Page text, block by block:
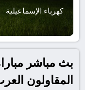
كهرباء الإسماعيلية
بث مباشر
المقاولون